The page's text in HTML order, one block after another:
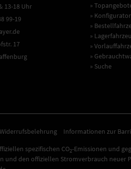
13-18 Uhr
99-19
17
»
» Konfigurator
»
»
»
»
» Suche
Widerrufsbelehrung Informationen zur
spezifischen CO2-Emissionen und
und den offiziellen Stromverbrauch neuer